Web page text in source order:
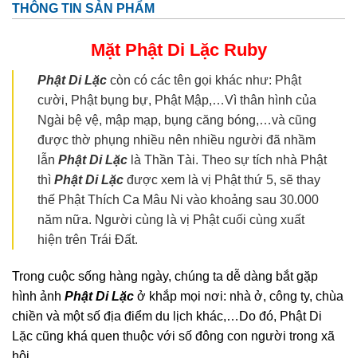
THÔNG TIN SẢN PHẨM
Mặt Phật Di Lặc Ruby
Phật Di Lặc còn có các tên gọi khác như: Phật
cười, Phật bụng bự, Phật Mập,…Vì thân hình của
Ngài bệ vệ, mập mạp, bụng căng bóng,…và cũng
được thờ phụng nhiều nên nhiều người đã nhầm
lẫn Phật Di Lặc là Thần Tài. Theo sự tích nhà Phật
thì Phật Di Lặc được xem là vị Phật thứ 5, sẽ thay
thế Phật Thích Ca Mâu Ni vào khoảng sau 30.000
năm nữa. Người cùng là vị Phật cuối cùng xuất
hiện trên Trái Đất.
Trong cuộc sống hàng ngày, chúng ta dễ dàng bắt gặp
hình ảnh Phật Di Lặc ở khắp mọi nơi: nhà ở, công ty, chùa
chiền và một số địa điểm du lịch khác,…Do đó, Phật Di
Lặc cũng khá quen thuộc với số đông con người trong xã